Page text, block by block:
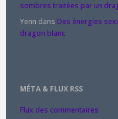
sombres traitées par un
Yenn dans Des énergies
dragon blanc
MÉTA & FLUX RSS
Flux des commentaires